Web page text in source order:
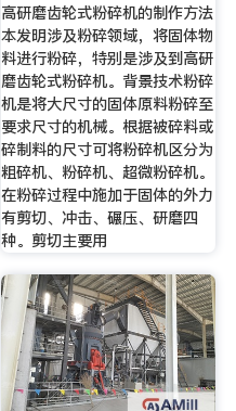
高研磨齿轮式粉碎机的制作方法
本发明涉及粉碎领域，将固体物
料进行粉碎，特别是涉及到高研
磨齿轮式粉碎机。背景技术粉碎
机是将大尺寸的固体原料粉碎至
要求尺寸的机械。根据被碎料或
碎制料的尺寸可将粉碎机区分为
粗碎机、粉碎机、超微粉碎机。
在粉碎过程中施加于固体的外力
有剪切、冲击、碾压、研磨四
种。剪切主要用